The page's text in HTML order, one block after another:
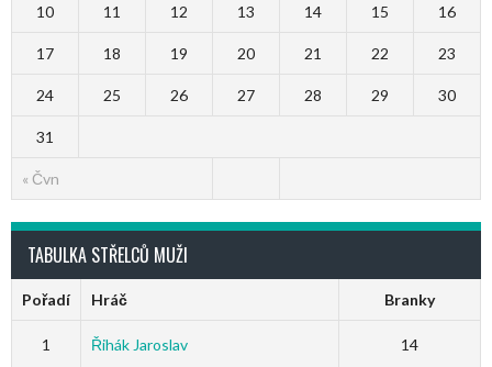
« Čvn
10 11 12 13 14 15 16
17 18 19 20 21 22 23
24 25 26 27 28 29 30
31
TABULKA STŘELCŮ MUŽI
Pořadí Hráč Branky
1 Řihák Jaroslav 14